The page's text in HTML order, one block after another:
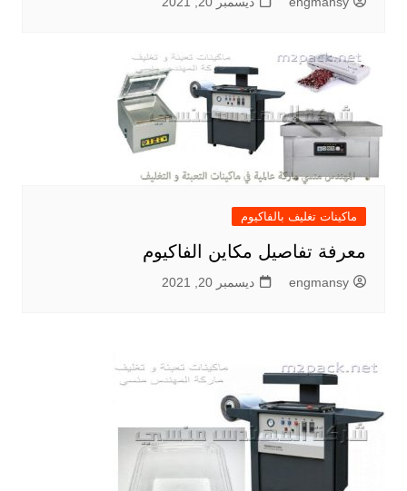
ماكينات تغليف بالفاكيوم
معرفة تفاصيل مكاين الفاكيوم
engmansy ديسمبر 20, 2021